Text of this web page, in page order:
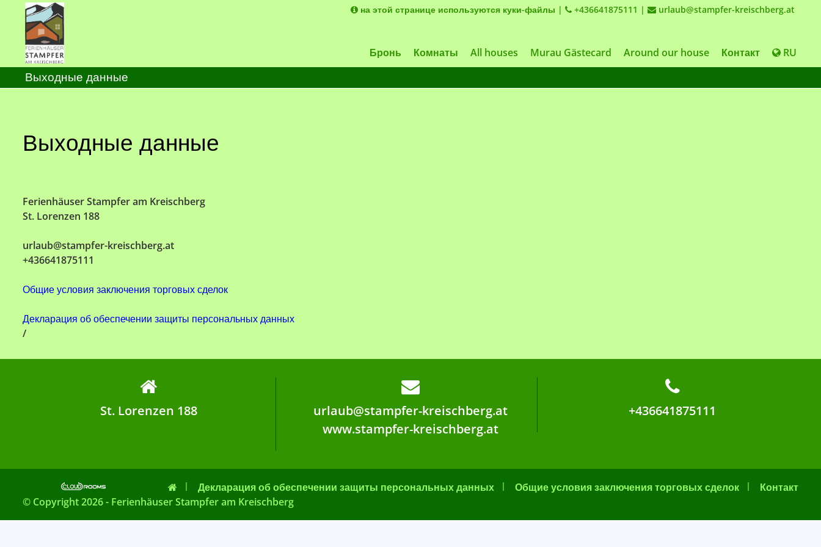
на этой странице используются куки-файлы | +436641875111 | urlaub@stampfer-kreischberg.at
Бронь Комнаты All houses Murau Gästecard Around our house Контакт RU
Выходные данные
Выходные данные
Ferienhäuser Stampfer am Kreischberg
St. Lorenzen 188
urlaub@stampfer-kreischberg.at
+436641875111
Общие условия заключения торговых сделок
Декларация об обеспечении защиты персональных данных
/
St. Lorenzen 188
urlaub@stampfer-kreischberg.at
www.stampfer-kreischberg.at
+436641875111
Декларация об обеспечении защиты персональных данных Общие условия заключения торговых сделок
Контакт
© Copyright 2026 - Ferienhäuser Stampfer am Kreischberg